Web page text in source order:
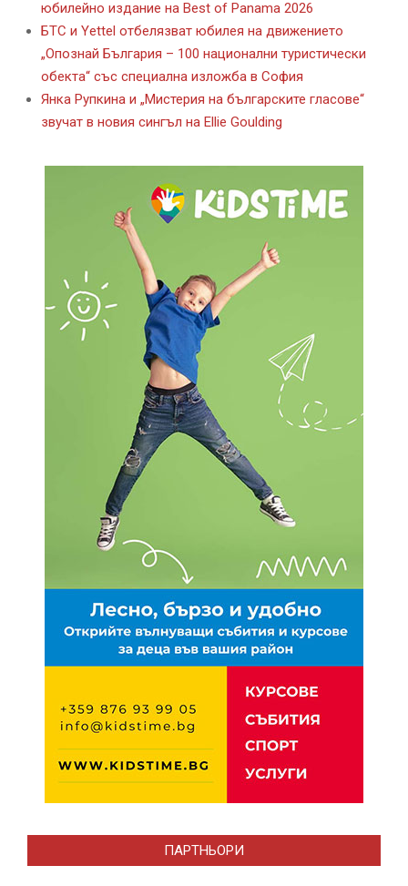
юбилейно издание на Best of Panama 2026
БТС и Yettel отбелязват юбилея на движението
„Опознай България – 100 национални туристически
обекта“ със специална изложба в София
Янка Рупкина и „Мистерия на българските гласове“
звучат в новия сингъл на Ellie Goulding
ПАРТНЬОРИ